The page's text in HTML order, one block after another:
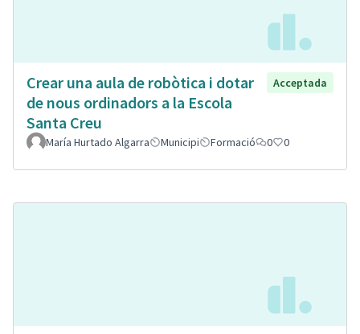
Crear una aula de robòtica i dotar
de nous ordinadors a la Escola
Santa Creu
Acceptada
María Hurtado Algarra Municipi Formació 0 0